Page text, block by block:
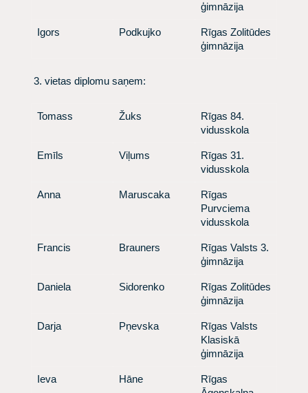
ģimnāzija
​Igors ​ Podkujko
​ Rīgas Zolitūdes
ģimnāzija
​ 3. vietas diplomu saņem:
​ Tomass ​ Žuks
​ Rīgas 84.
vidusskola
​Emīls ​ Viļums
​ Rīgas 31.
vidusskola
​Anna ​ Maruscaka
​ Rīgas
Purvciema
vidusskola
​Francis ​ Brauners
​ Rīgas Valsts 3.
ģimnāzija
​Daniela ​ Sidorenko
​ Rīgas Zolitūdes
ģimnāzija
​Darja ​ Pņevska
​ Rīgas Valsts
Klasiskā
ģimnāzija
​Ieva ​ Hāne
​ Rīgas